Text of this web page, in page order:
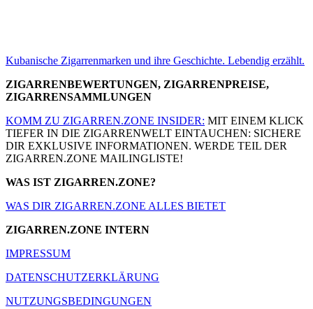
Kubanische Zigarrenmarken und ihre Geschichte. Lebendig erzählt.
ZIGARRENBEWERTUNGEN, ZIGARRENPREISE,
ZIGARRENSAMMLUNGEN
KOMM ZU ZIGARREN.ZONE INSIDER: MIT EINEM KLICK
TIEFER IN DIE ZIGARRENWELT EINTAUCHEN: SICHERE
DIR EXKLUSIVE INFORMATIONEN. WERDE TEIL DER
ZIGARREN.ZONE MAILINGLISTE!
WAS IST ZIGARREN.ZONE?
WAS DIR ZIGARREN.ZONE ALLES BIETET
ZIGARREN.ZONE INTERN
IMPRESSUM
DATENSCHUTZERKLÄRUNG
NUTZUNGSBEDINGUNGEN